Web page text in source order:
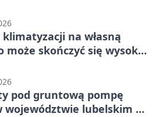
na własną
może skończyć się wysoką
pod gruntową pompę
województwie lubelskim -